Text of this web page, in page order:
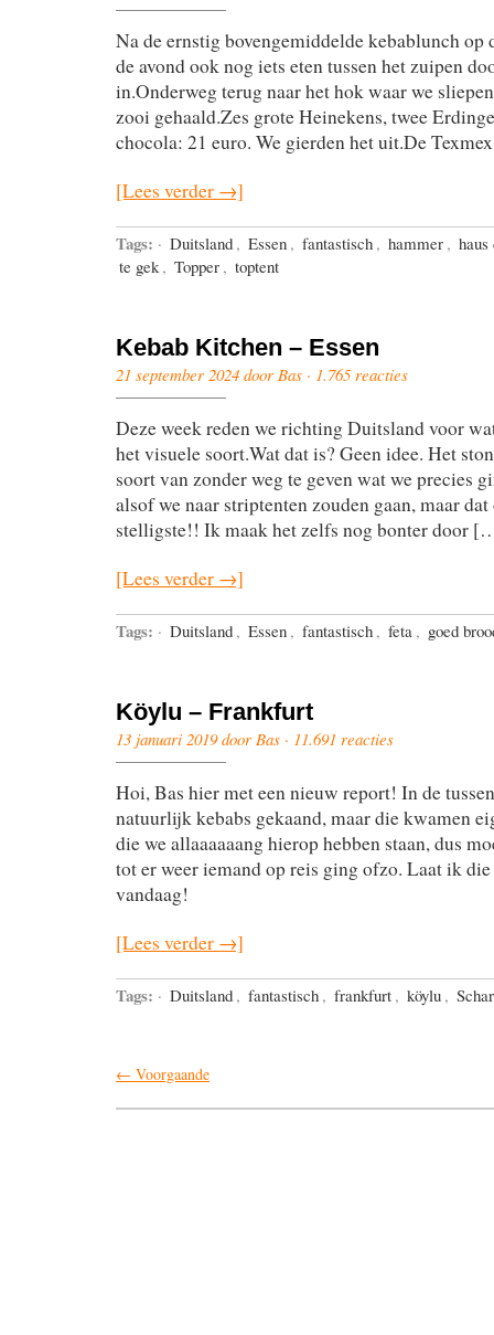
Na de ernstig bovengemiddelde kebablunch op
de avond ook nog iets eten tussen het zuipen
in.Onderweg terug naar het hok waar we
zooi gehaald.Zes grote Heinekens, twee
chocola: 21 euro. We gierden het uit.De
[Lees verder →]
Tags: · Duitsland , Essen , fantastisch , hammer , haus
te gek , Topper , toptent
Kebab Kitchen – Essen
21 september 2024 door Bas · 1.765 reacties
Deze week reden we richting Duitsland voor
het visuele soort.Wat dat is? Geen idee. Het
soort van zonder weg te geven wat we precies
alsof we naar striptenten zouden gaan, maar
stelligste!! Ik maak het zelfs nog bonter door
[Lees verder →]
Tags: · Duitsland , Essen , fantastisch , feta , goed
Köylu – Frankfurt
13 januari 2019 door Bas · 11.691 reacties
Hoi, Bas hier met een nieuw report! In de
natuurlijk kebabs gekaand, maar die kwamen
die we allaaaaaang hierop hebben staan, dus
tot er weer iemand op reis ging ofzo. Laat ik
vandaag!
[Lees verder →]
Tags: · Duitsland , fantastisch , frankfurt , köylu ,
← Voorgaande